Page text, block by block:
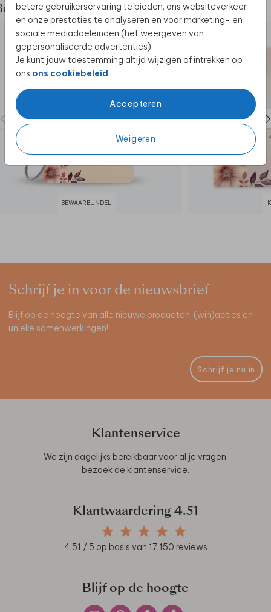
betere gebruikerservaring te bieden, ons websiteverkeer
en onze prestaties te analyseren en voor marketing- en
sociale mediadoeleinden (het weergeven van
gepersonaliseerde advertenties).
Je kunt jouw toestemming altijd wijzigen of intrekken op
ons ons cookiebeleid.
Accepteren
Weigeren
de complete set
BEWAARBUNDEL
Schrijf je in voor de nieuwsbrief
Blijf op de hoogte van alle nieuwe producten, (win)acties en
unieke samenwerkingen!
Schrijf je nu in
Klantenservice
We zijn dagelijks bereikbaar voor al je vragen,
bezoek de klantenservice.
Klantwaardering 4.51
4.51 / 5 op basis van 17.150 reviews
Blijf op de hoogte